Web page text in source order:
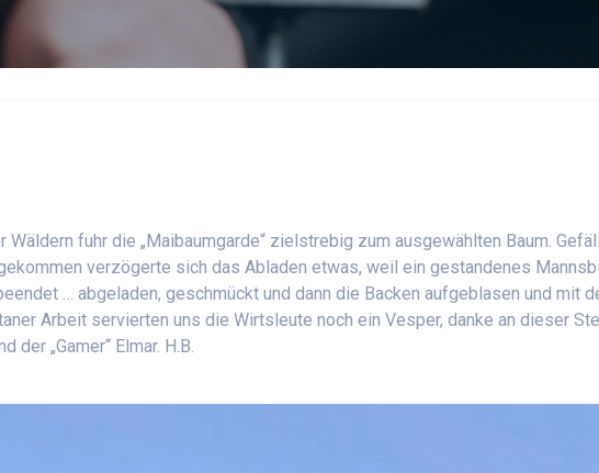
fuhr die „Maibaumgarde“ zielstrebig zum ausgewählten Baum.
verzögerte sich das Abladen etwas, weil ein gestandenes
… abgeladen, geschmückt und dann die Backen aufgeblasen und mit
Arbeit servierten uns die Wirtsleute noch ein Vesper, danke an dieser
„Gamer“ Elmar. H.B.